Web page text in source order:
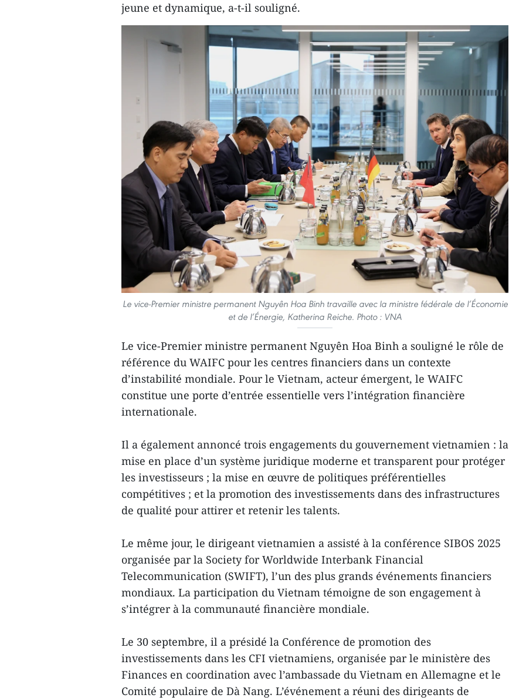
jeune et dynamique, a-t-il souligné.
Le vice-Premier ministre permanent Nguyên Hoa Binh travaille avec la ministre fédérale de l’Économie
et de l’Énergie, Katherina Reiche. Photo : VNA
Le vice-Premier ministre permanent Nguyên Hoa Binh a souligné le rôle de
référence du WAIFC pour les centres financiers dans un contexte
d’instabilité mondiale. Pour le Vietnam, acteur émergent, le WAIFC
constitue une porte d’entrée essentielle vers l’intégration financière
internationale.
Il a également annoncé trois engagements du gouvernement vietnamien : la
mise en place d’un système juridique moderne et transparent pour protéger
les investisseurs ; la mise en œuvre de politiques préférentielles
compétitives ; et la promotion des investissements dans des infrastructures
de qualité pour attirer et retenir les talents.
Le même jour, le dirigeant vietnamien a assisté à la conférence SIBOS 2025
organisée par la Society for Worldwide Interbank Financial
Telecommunication (SWIFT), l’un des plus grands événements financiers
mondiaux. La participation du Vietnam témoigne de son engagement à
s’intégrer à la communauté financière mondiale.
Le 30 septembre, il a présidé la Conférence de promotion des
investissements dans les CFI vietnamiens, organisée par le ministère des
Finances en coordination avec l’ambassade du Vietnam en Allemagne et le
Comité populaire de Dà Nang. L’événement a réuni des dirigeants de